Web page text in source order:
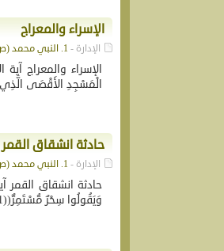
الإسراء والمعراج
الإدارة -1. النبي محمد (ص)
الإسراء والمعراج
الْمَسْجِدِ الأَقْصَى الَّذِي
حادثة انشقاق القمر
الإدارة -1. النبي محمد (ص)
حادثة انشقاق القمر
وَيَقُولُوا سِحْرٌ مُّسْتَمِرٌّ((1). تاريخ الحادثة 14 ذو الحجّة 5 قبل الهجرة. سبب الحادثة قال...